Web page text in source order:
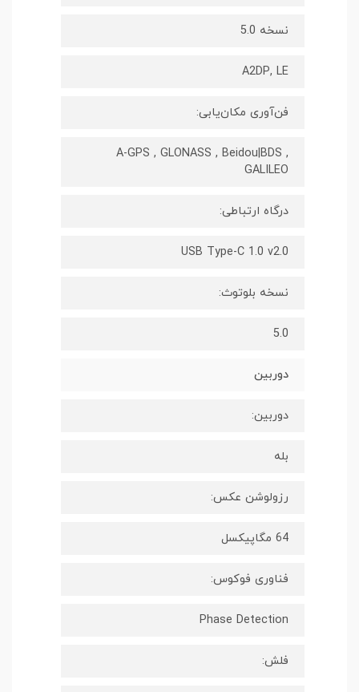
نسخه 5.0
A2DP, LE
فن‌آوری مکان‌یابی:
A-GPS , GLONASS , Beidou|BDS ,
GALILEO
درگاه ارتباطی:
USB Type-C 1.0 v2.0
نسخه بلوتوث:
5.0
دوربین
دوربین:
بله
رزولوشن عکس:
64 مگاپیکسل
فناوری فوکوس:
Phase Detection
فلش: